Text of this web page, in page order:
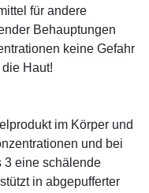
für andere
Behauptungen
keine Gefahr
Haut!
im Körper und
und bei
3 eine schälende
in abgepufferter